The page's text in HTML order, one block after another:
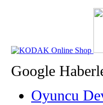
Google
Oyuncu